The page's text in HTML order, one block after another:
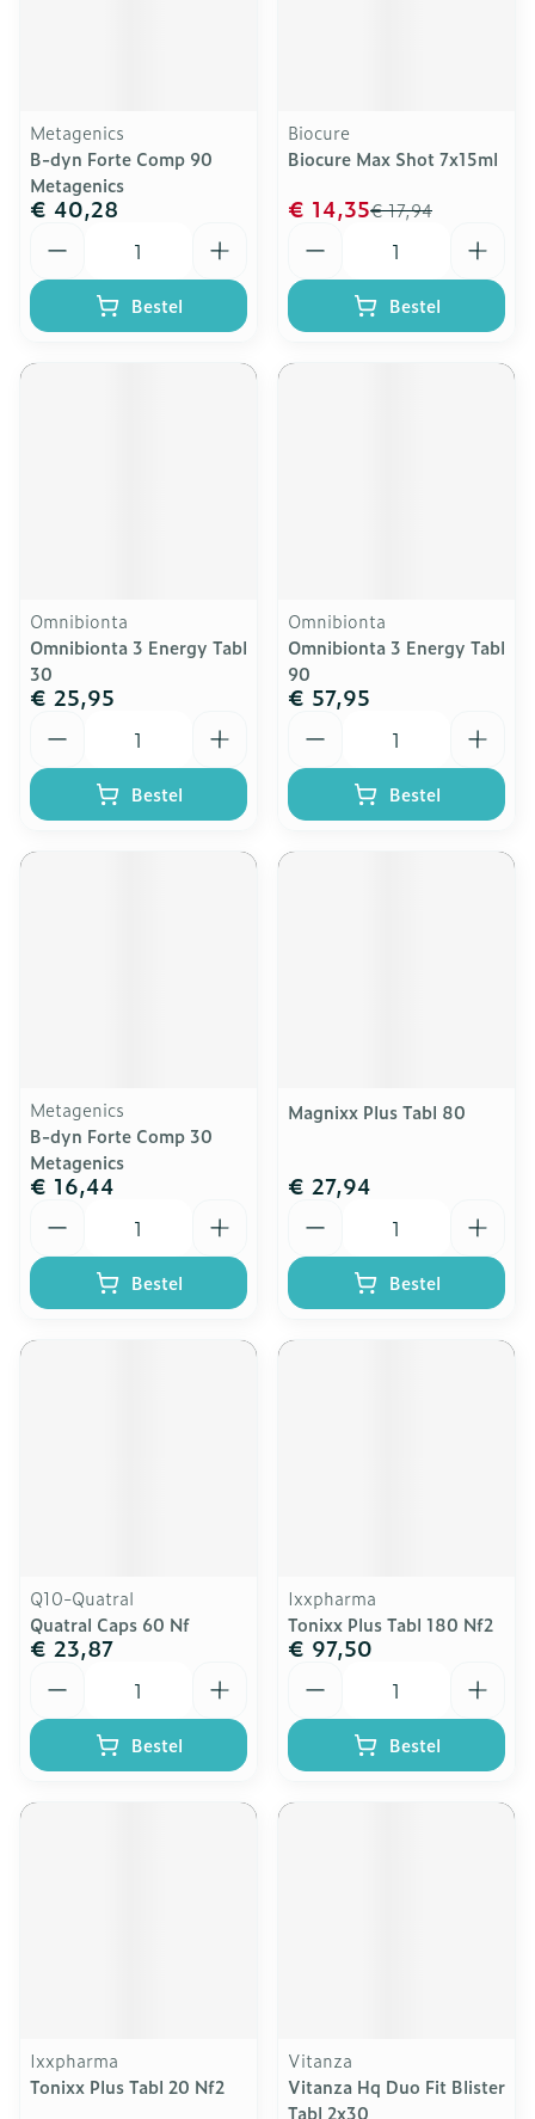
Metagenics
B-dyn Forte Comp 90
Metagenics
€ 40,28
Bestel
Biocure
Biocure Max Shot 7x15ml
€ 17,94
€ 14,35
Bestel
Omnibionta
Omnibionta 3 Energy Tabl
30
€ 25,95
Bestel
Omnibionta
Omnibionta 3 Energy Tabl
90
€ 57,95
Bestel
Metagenics
B-dyn Forte Comp 30
Metagenics
€ 16,44
Bestel
Magnixx Plus Tabl 80
€ 27,94
Bestel
Q10-Quatral
Quatral Caps 60 Nf
€ 23,87
Bestel
Ixxpharma
Tonixx Plus Tabl 180 Nf2
€ 97,50
Bestel
Ixxpharma
Tonixx Plus Tabl 20 Nf2
Vitanza
Vitanza Hq Duo Fit Blister
Tabl 2x30